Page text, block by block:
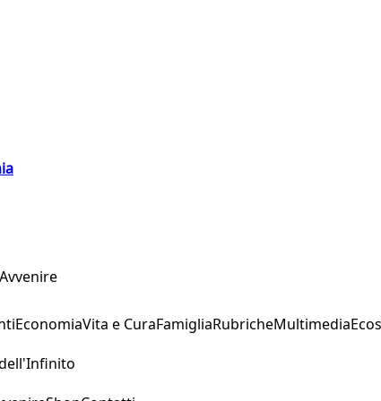
EconomiaVita e CuraFamigliaRubricheMultimedia